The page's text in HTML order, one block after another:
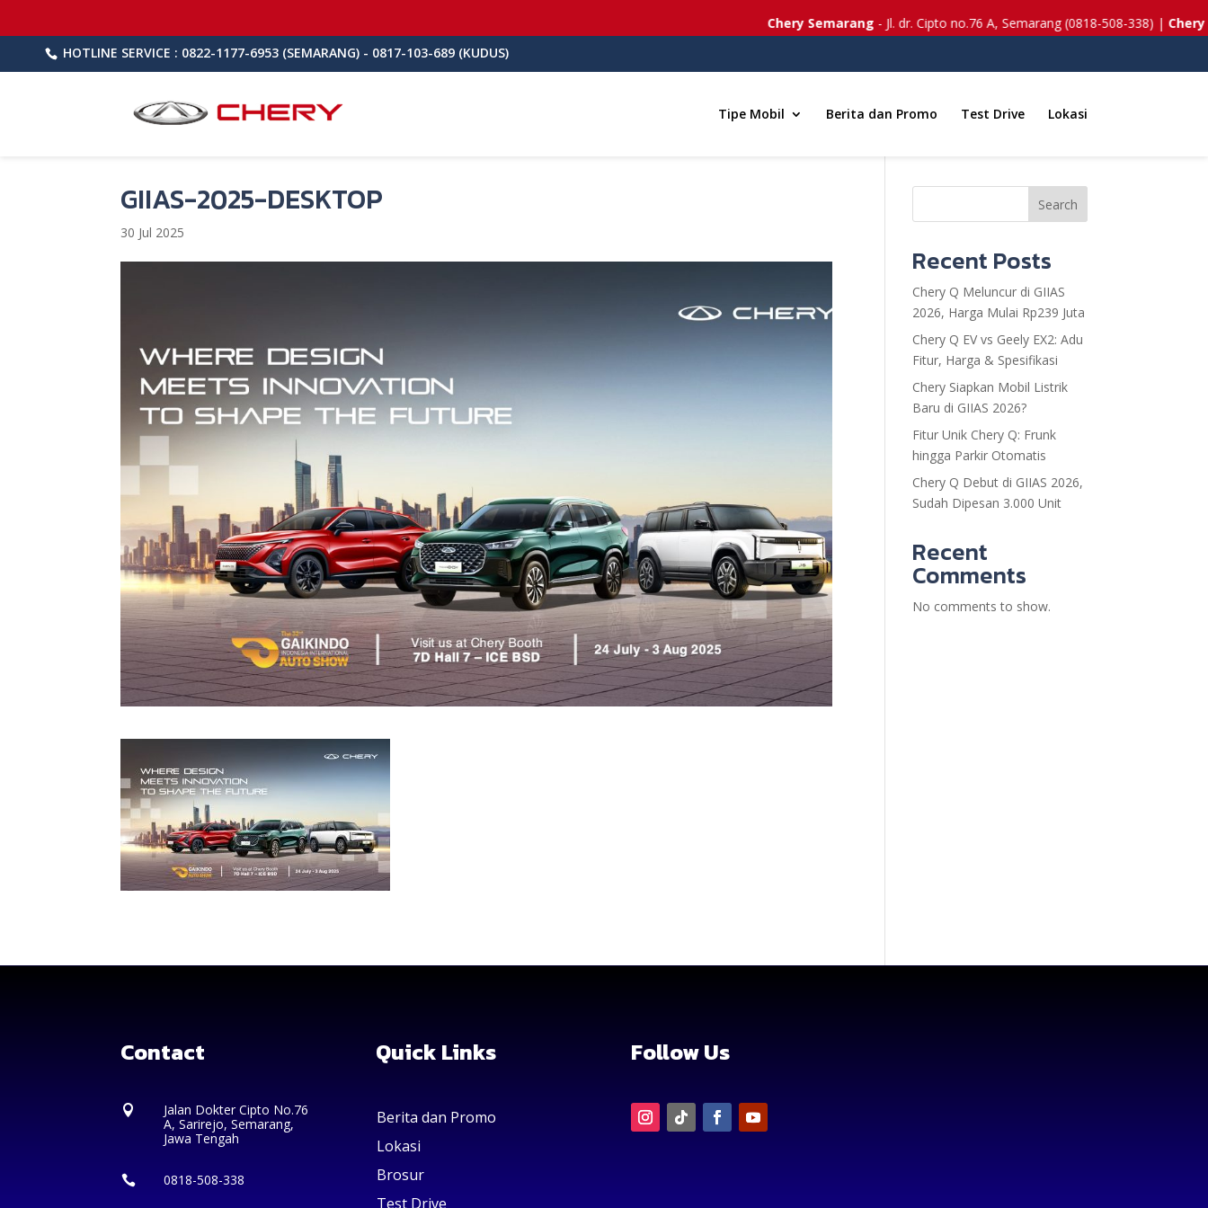
HOTLINE SERVICE : 0822-1177-6953 (SEMARANG) - 0817-103-689 (KUDUS)
Tipe Mobil Berita dan Promo Test Drive Lokasi
GIIAS-2025-DESKTOP
30 Jul 2025
Chery Semarang- Jl. dr. Cipto no.76 A, Semarang (0818-508-338) |Chery
Search
Recent Posts
Chery Q Meluncur di GIIAS
2026, Harga Mulai Rp239 Juta
Chery Q EV vs Geely EX2: Adu
Fitur, Harga & Spesifikasi
Chery Siapkan Mobil Listrik
Baru di GIIAS 2026?
Fitur Unik Chery Q: Frunk
hingga Parkir Otomatis
Chery Q Debut di GIIAS 2026,
Sudah Dipesan 3.000 Unit
Recent
Comments
No comments to show.
Contact

Jalan Dokter Cipto No.76
A, Sarirejo, Semarang,
Jawa Tengah
 0818-508-338
Quick Links
Berita dan Promo
Lokasi
Brosur
Test Drive
Follow Us